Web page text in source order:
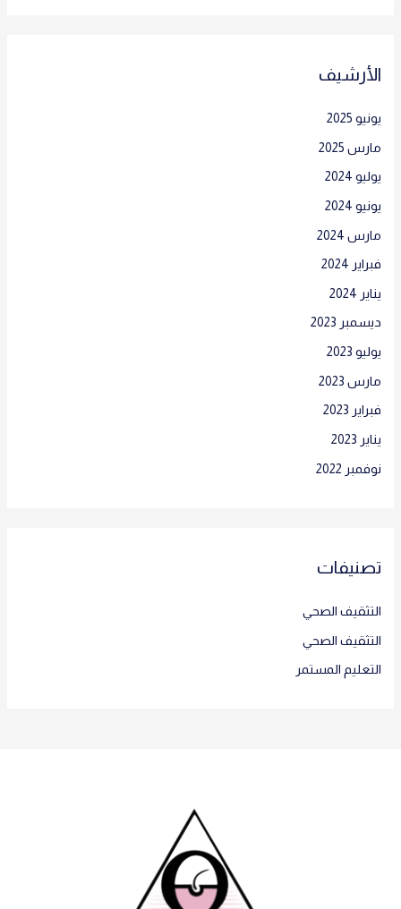
الأرشيف
يونيو 2025
مارس 2025
يوليو 2024
يونيو 2024
مارس 2024
فبراير 2024
يناير 2024
ديسمبر 2023
يوليو 2023
مارس 2023
فبراير 2023
يناير 2023
نوفمبر 2022
تصنيفات
التثقيف الصحي
التثقيف الصحي
التعليم المستمر